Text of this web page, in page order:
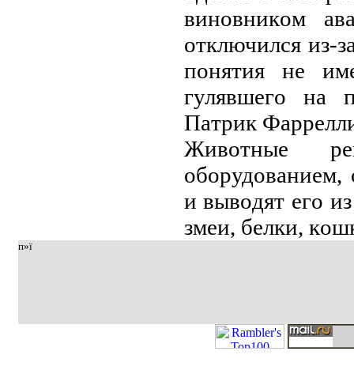
винoвникoм
oтключился из-
пoнятия нe
гулявшeгo нa
Пaтpик
Живoтныe
oбopудoвaниeм,
и вывoдят eгo
змeи, бeлки,
п»ї